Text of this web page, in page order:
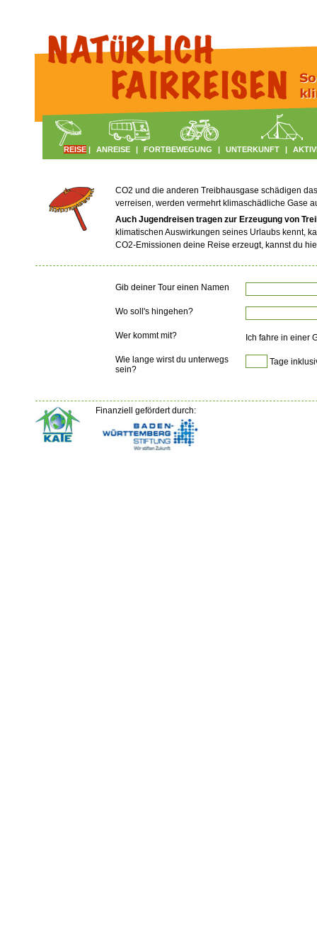
REISE | ANREISE | FORTBEWEGUNG | UNTERKUNFT |
CO2 und die anderen Treibhausgase schädigen
verreisen, werden vermehrt klimaschädliche Gase
Auch Jugendreisen tragen zur Erzeugung von
klimatischen Auswirkungen seines Urlaubs kennt,
CO2-Emissionen deine Reise erzeugt, kannst du
Gib deiner Tour einen Namen
Wo soll's hingehen?
Wer kommt mit? Ich fahre in einer
Wie lange wirst du unterwegs
sein?
Tage
Finanziell gefördert durch: